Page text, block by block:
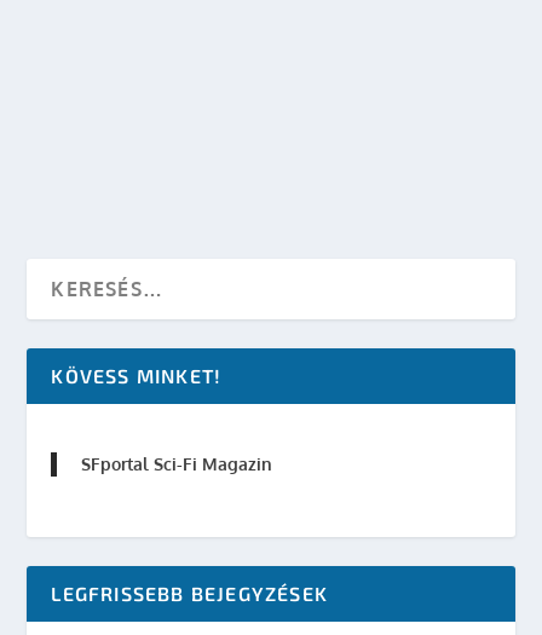
KÖVESS MINKET!
SFportal Sci-Fi Magazin
LEGFRISSEBB BEJEGYZÉSEK